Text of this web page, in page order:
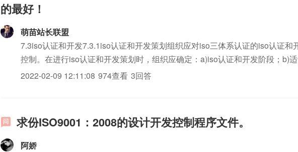
的最好！
萌苗站长联盟
7.3iso认证和开发7.3.1iso认证和开发策划组织应对iso三体系认证的iso认证和
控制。在进行iso认证和开发策划时，组织应确定：a)iso认证和开发阶段；b)
和开发阶段的评审、验证和确认活动；c)iso认证和开发的职责和权限。组织应
2022-02-09 12:11:08 974查看 3回答
求份ISO9001：2008的设计开发控制程序文件。
阿娇